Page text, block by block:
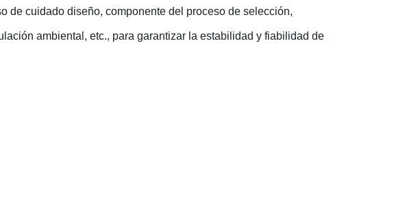
de cuidado diseño, componente del proceso de selección,
ambiental, etc., para garantizar la estabilidad y fiabilidad de